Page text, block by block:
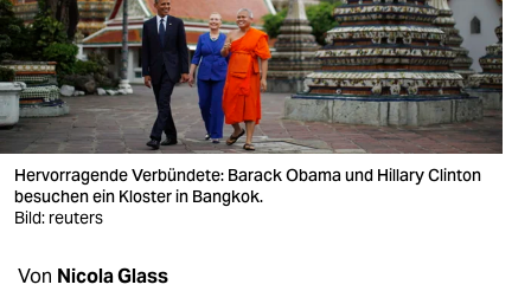
nord
wahrheit
verlag
verlag
veranstaltungen
Hervorragende Verbündete: Barack Obama und Hillary Clinton
besuchen ein Kloster in Bangkok.
Bild: reuters
Von Nicola Glass